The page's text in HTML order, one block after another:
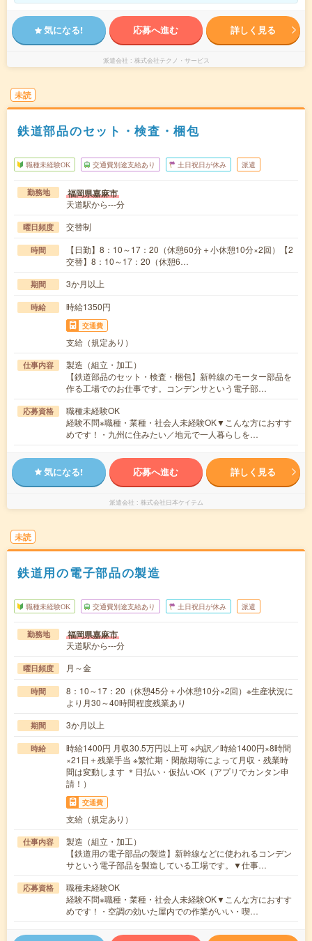
気になる! 応募へ進む 詳しく見る
派遣会社 株式会社テクノ・サービス
未読
鉄道部品のセット・検査・梱包
職種未経験OK 交通費別途支給あり 土日祝日が休み 派遣
勤務地 福岡県嘉麻市
天道駅から---分
曜日頻度 交替制
時間
【日勤】8：10～17：20（休憩60分＋小休憩10分×2回）【2
交替】8：10～17：20（休憩6…
期間 3か月以上
時給 時給1350円
交通費
支給（規定あり）
仕事内容
製造（組立・加工）
【鉄道部品のセット・検査・梱包】新幹線のモーター部品を
作る工場でのお仕事です。コンデンサという電子部…
応募資格
職種未経験OK
経験不問※職種・業種・社会人未経験OK▼こんな方におすす
めです！・九州に住みたい／地元で一人暮らしを…
気になる! 応募へ進む 詳しく見る
派遣会社 株式会社日本ケイテム
未読
鉄道用の電子部品の製造
職種未経験OK 交通費別途支給あり 土日祝日が休み 派遣
勤務地 福岡県嘉麻市
天道駅から---分
曜日頻度 月～金
時間
8：10～17：20（休憩45分＋小休憩10分×2回）※生産状況に
より月30～40時間程度残業あり
期間 3か月以上
時給
時給1400円 月収30.5万円以上可 ※内訳／時給1400円×8時間
×21日＋残業手当 ※繁忙期・閑散期等によって月収・残業時
間は変動します ＊日払い・仮払いOK（アプリでカンタン申
請！）
交通費
支給（規定あり）
仕事内容
製造（組立・加工）
【鉄道用の電子部品の製造】新幹線などに使われるコンデン
サという電子部品を製造している工場です。▼仕事…
応募資格
職種未経験OK
経験不問※職種・業種・社会人未経験OK▼こんな方におすす
めです！・空調の効いた屋内での作業がいい・喫…